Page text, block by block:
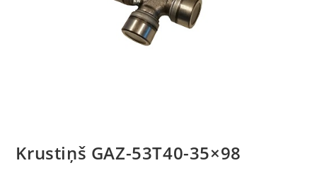
Krustiņš GAZ-53T40-35×98